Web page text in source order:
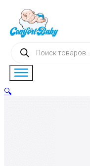
Поиск
товаров
🔍